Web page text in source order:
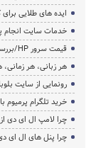
ایده های طلایی
خدمات سایت انجام
قیمت سرور HP/بررسی و خرید سرور اچ پی
هر زبانی، هر
رونمایی از سایت
خرید تلگرام پرمیوم
چرا لامپ ال ای دی
چرا پنل های ال ای